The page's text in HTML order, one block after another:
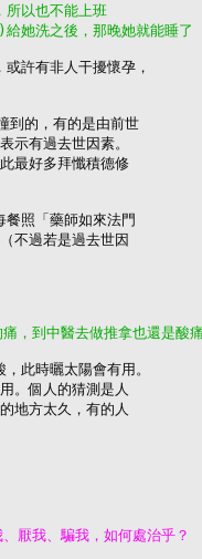
所以也不能上班
她洗之後，那晚她就能睡了
許有非人干擾懷孕，
到的，有的是由前世
示有過去世因素。
最好多拜懺積德修
照「藥師如來法門
不過若是過去世因
，到中醫去做推拿也還是酸
此時曬太陽會有用。
。個人的猜測是人
地方太久，有的人